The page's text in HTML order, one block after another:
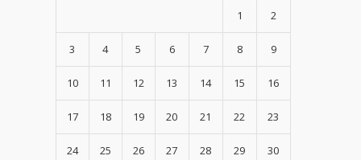
1 2
3 4 5 6 7 8 9
10 11 12 13 14 15 16
17 18 19 20 21 22 23
24 25 26 27 28 29 30